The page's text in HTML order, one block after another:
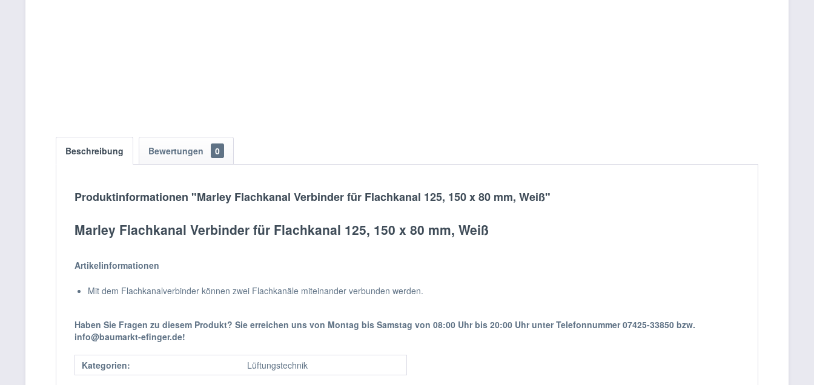
Beschreibung Bewertungen 0
Produktinformationen "Marley Flachkanal Verbinder für Flachkanal 125, 150 x 80 mm, Weiß"
Marley Flachkanal Verbinder für Flachkanal 125, 150 x 80 mm, Weiß
Artikelinformationen
Mit dem Flachkanalverbinder können zwei Flachkanäle miteinander verbunden werden.
Haben Sie Fragen zu diesem Produkt? Sie erreichen uns von Montag bis Samstag von 08:00 Uhr bis 20:00 Uhr unter Telefonnummer 07425-33850 bzw.
info@baumarkt-efinger.de!
Kategorien: Lüftungstechnik